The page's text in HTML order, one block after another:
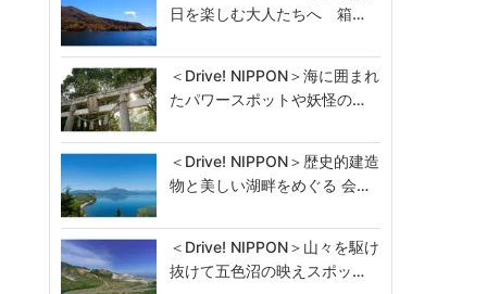
日を楽しむ大人たちへ 箱…
＜Drive! NIPPON＞海に囲まれ
たパワースポットや妖怪の…
＜Drive! NIPPON＞歴史的建造
物と美しい湖畔をめぐる 会…
＜Drive! NIPPON＞山々を駆け
抜けて五色沼の映えスポッ…